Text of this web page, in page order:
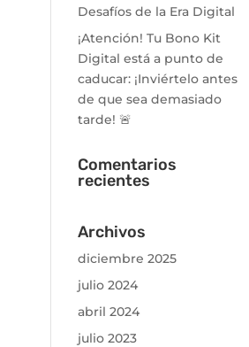
Desafíos de la Era Digital
¡Atención! Tu Bono Kit
Digital está a punto de
caducar: ¡Inviértelo antes
de que sea demasiado
tarde! 🚨
Comentarios
recientes
Archivos
diciembre 2025
julio 2024
abril 2024
julio 2023